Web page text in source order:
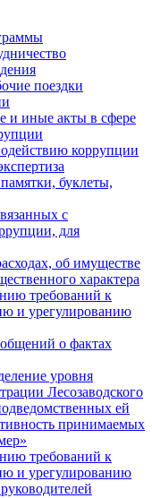
поездки
и иные акты в сфере
коррупции
буклеты,
с
для
об имуществе
характера
требований к
и урегулированию
о фактах
уровня
Лесозаводского
ей
принимаемых
требований к
и урегулированию